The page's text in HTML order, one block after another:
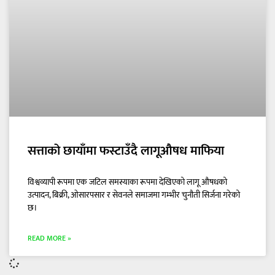
सत्ताको छायाँमा फस्टाउँदै लागूऔषध माफिया
विश्वव्यापी रूपमा एक जटिल समस्याका रूपमा देखिएको लागू औषधको
उत्पादन, बिक्री, ओसारपसार र सेवनले समाजमा गम्भीर चुनौती सिर्जना गरेको
छ।
READ MORE »